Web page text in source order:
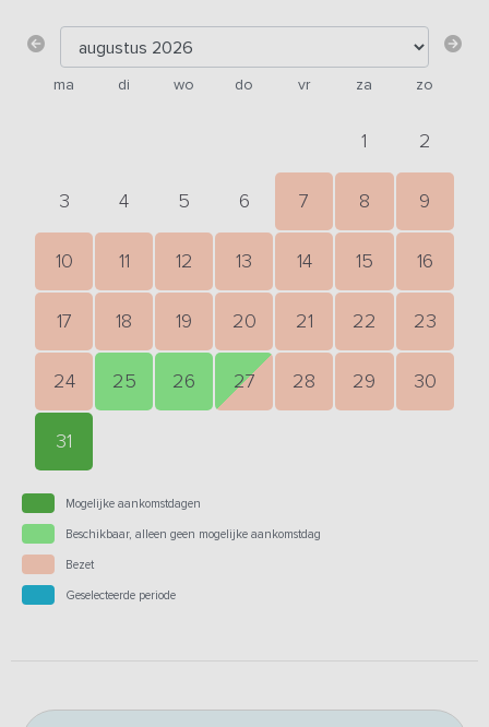
ma di wo do vr za zo
1 2
3 4 5 6 7 8 9
10 11 12 13 14 15 16
17 18 19 20 21 22 23
24 25 26 27 28 29 30
31
Mogelijke aankomstdagen
Beschikbaar, alleen geen mogelijke aankomstdag
Bezet
Geselecteerde periode